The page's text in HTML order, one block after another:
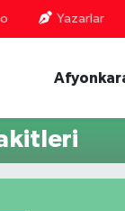
Yazarlar